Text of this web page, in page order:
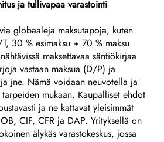
ja tullivapaa varastointi
globaaleja maksutapoja, kuten
30 % esimaksu + 70 % maksu
maksettavaa säntiökirjaa
vastaan maksua (D/P) ja
jne. Nämä voidaan neuvotella ja
mukaan. Kaupalliset ehdot
ja ne kattavat yleisimmät
CIF, CFR ja DAP. Yrityksellä on
älykäs varastokeskus, jossa